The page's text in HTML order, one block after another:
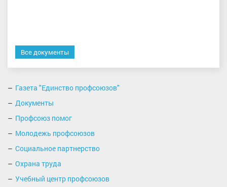
Все документы
Газета "Единство профсоюзов"
Документы
Профсоюз помог
Молодежь профсоюзов
Социальное партнерство
Охрана труда
Учебный центр профсоюзов